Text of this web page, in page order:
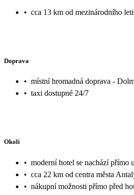
• cca 13 km od mezinárodního
Doprava
• místní hromadná doprava -
• taxi dostupné 24/7
Okolí
• moderní hotel se nachází přímo
• cca 22 km od centra města
• nákupní možnosti přímo před